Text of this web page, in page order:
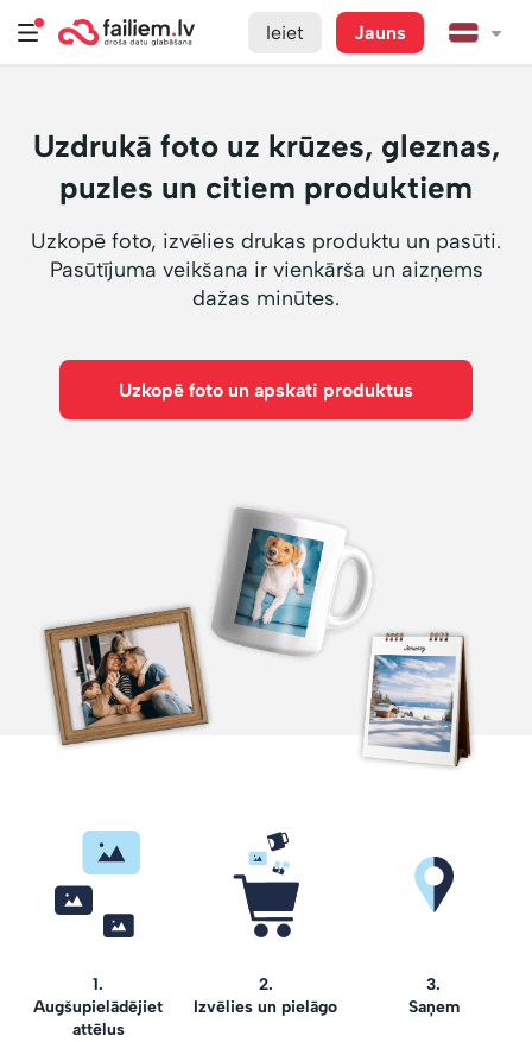
Ieiet Jauns
Uzdrukā foto uz krūzes, gleznas,
puzles un citiem produktiem
Uzkopē foto, izvēlies drukas produktu un pasūti.
Pasūtījuma veikšana ir vienkārša un aizņems
dažas minūtes.
Uzkopē foto un apskati produktus
1.
Augšupielādējiet
attēlus
2.
Izvēlies un pielāgo
3.
Saņem